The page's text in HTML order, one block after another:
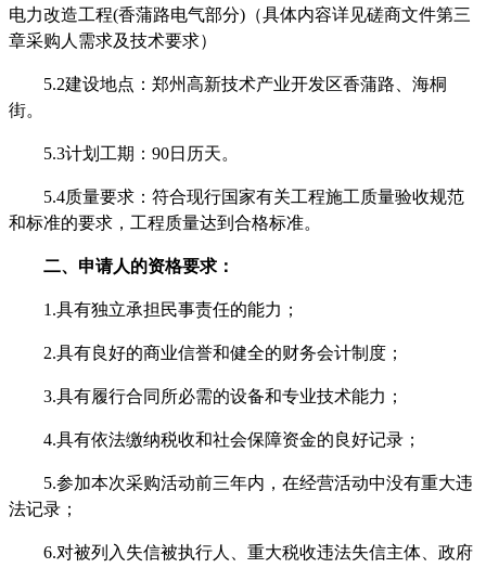
电力改造工程(香蒲路电气部分)（具体内容详见磋商文件第三
章采购人需求及技术要求）
5.2建设地点：郑州高新技术产业开发区香蒲路、海桐
街。
5.3计划工期 ： 90日历天。
5.4质量要求：符合现行国家有关工程施工质量验收规范
和标准的要求，工程质量达到合格标准。
二、申请人的资格要求：
1.具有独立承担民事责任的能力；
2.具有良好的商业信誉和健全的财务会计制度；
3.具有履行合同所必需的设备和专业技术能力；
4.具有依法缴纳税收和社会保障资金的良好记录；
5.参加本次采购活动前三年内，在经营活动中没有重大违
法记录；
6.对被列入失信被执行人、重大税收违法失信主体、政府